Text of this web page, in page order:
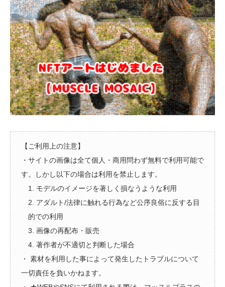
【ご利用上の注意】
・サイトの画像は全て個人・商用問わず無料で利用可能で
す。しかし以下の場合は利用を禁止します。
1. モデルのイメージを著しく損なうような利用
2. アダルト/法律に触れる行為など公序良俗に反する目
的での利用
3. 画像の再配布・販売
4. 著作者が不適切と判断した場合
・ 素材を利用した事によって発生したトラブルについて
一切責任を負いかねます。